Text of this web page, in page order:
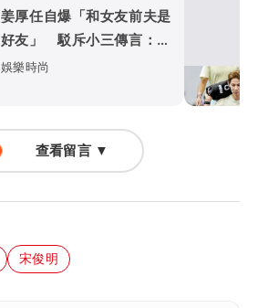
姜厚任自爆「和女友前夫是
好友」 駁斥小三傳言：你
在講三小？
娛樂時尚
查看留言 ▼
宋俊明